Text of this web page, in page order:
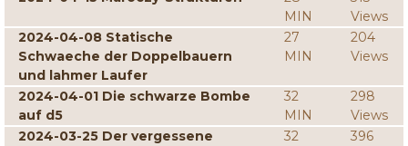
MIN
Views
2024-04-08 Statische
Schwaeche der Doppelbauern
und lahmer Laufer
27
MIN
204
Views
2024-04-01 Die schwarze Bombe
auf d5
32
MIN
298
Views
2024-03-25 Der vergessene
32
396